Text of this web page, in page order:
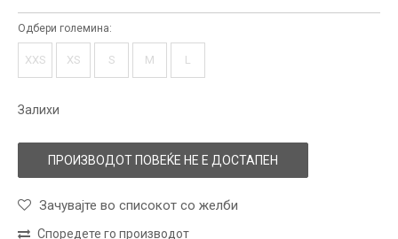
Одбери големина:
XXS XS S M L
Залихи
ПРОИЗВОДОТ ПОВЕЌЕ НЕ Е ДОСТАПЕН
Зачувајте во списокот со желби
Споредете го производот